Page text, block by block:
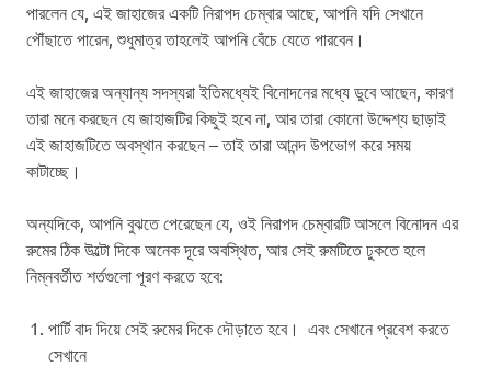
পারলেন যে, এই জাহাজের একটি নিরাপদ চেম্বার আছে, আপনি যদি সেখানে
পৌঁছাতে পারেন, শুধুমাত্র তাহলেই আপনি বেঁচে যেতে পারবেন।
এই জাহাজের অন্যান্য সদস্যরা ইতিমধ্যেই বিনোদনের মধ্যে ডুবে আছেন, কারণ
তারা মনে করছেন যে জাহাজটির কিছুই হবে না, আর তারা কোনো উদ্দেশ্য ছাড়াই
এই জাহাজটিতে অবস্থান করছেন – তাই তারা আনন্দ উপভোগ করে সময়
কাটাচ্ছে।
অন্যদিকে, আপনি বুঝতে পেরেছেন যে, ওই নিরাপদ চেম্বারটি আসলে বিনোদন এর
রুমের ঠিক উল্টো দিকে অনেক দূরে অবস্থিত, আর সেই রুমটিতে ঢুকতে হলে
নিম্নবর্তীত শর্তগুলো পূরণ করতে হবে:
পার্টি বাদ দিয়ে সেই রুমের দিকে দৌড়াতে হবে। এবং সেখানে প্রবেশ করতে
সেখানে